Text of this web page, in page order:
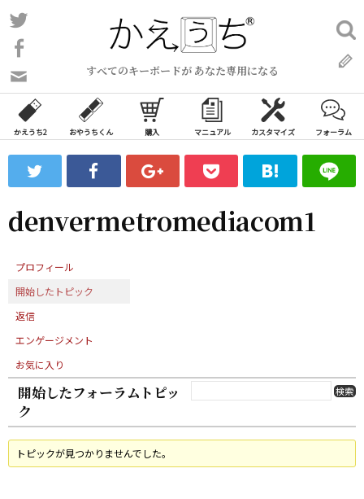
コ
ン
ン
ツ
ス
ッ
すべてのキーボードが あなた専用になる
い
合
わ
フ
ォ
ム
検
索:
かえうち2 おやうちくん 購入 マニュアル カスタマイズ フォーラム
denvermetromediacom1
プロフィール
開始したトピック
返信
エンゲージメント
お気に入り
開始したフォーラムトピッ
ク
トピックが見つかりませんでした。